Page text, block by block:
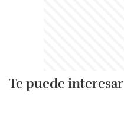
Te puede interesar